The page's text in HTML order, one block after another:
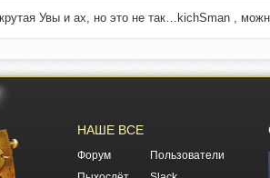
Увы и ах, но это не так…kichSman ,
НАШЕ ВСЕ
Форум
Пользователи